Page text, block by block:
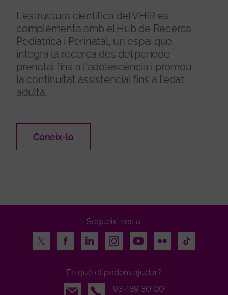
L'estructura científica del VHIR es
complementa amb el Hub de Recerca
Pediàtrica i Perinatal, un espai que
integra la recerca des del període
prenatal fins a l'adolescència i promou
la continuïtat assistencial fins a l'edat
adulta.
Coneix-lo
Segueix-nos a:
Twitter
FacebookLinkedInInstagramYoutubeFlickr TikTok
En què et podem ajudar?
Email
93 489 30 00